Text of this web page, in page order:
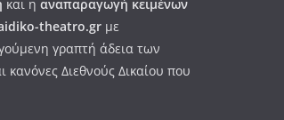
και η αναπαραγωγή κειμένων
theatro.gr με
γραπτή άδεια των
κανόνες Διεθνούς Δικαίου που